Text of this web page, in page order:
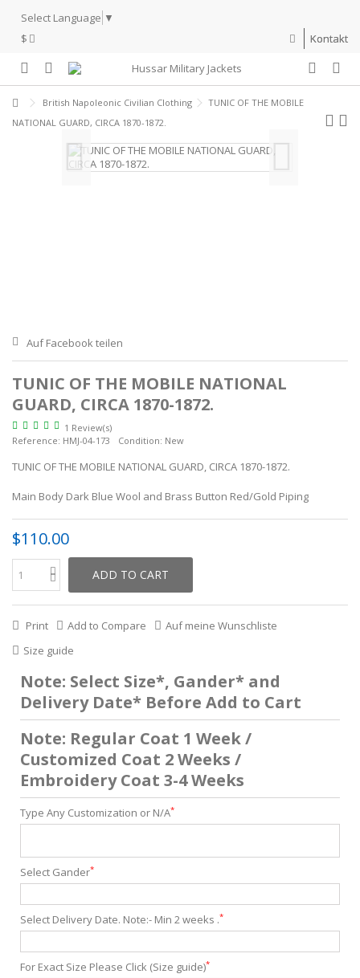
Select Language ▼
$
Kontakt
British Napoleonic Civilian Clothing
TUNIC OF THE MOBILE
NATIONAL GUARD, CIRCA 1870-1872.
Auf Facebook teilen
TUNIC OF THE MOBILE NATIONAL
GUARD, CIRCA 1870-1872.
1 Review(s)
Reference: HMJ-04-173 Condition: New
TUNIC OF THE MOBILE NATIONAL GUARD, CIRCA 1870-1872.
Main Body Dark Blue Wool and Brass Button Red/Gold Piping
$110.00
ADD TO CART
Print Add to Compare
Auf meine Wunschliste
Size guide
Note: Select Size*, Gander* and
Delivery Date* Before Add to Cart
Note: Regular Coat 1 Week /
Customized Coat 2 Weeks /
Embroidery Coat 3-4 Weeks
Type Any Customization or N/A*
Select Gander*
Select Delivery Date. Note:- Min 2 weeks .*
For Exact Size Please Click (Size guide)*